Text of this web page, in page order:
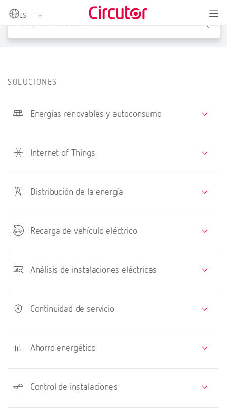
SOLUCIONES
Energías renovables y autoconsumo
Internet of Things
Distribución de la energía
Recarga de vehículo eléctrico
Análisis de instalaciones eléctricas
Continuidad de servicio
Ahorro energético
Control de instalaciones